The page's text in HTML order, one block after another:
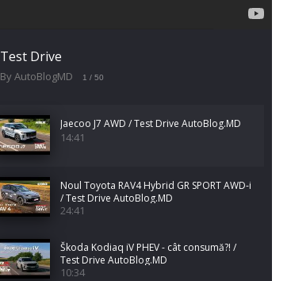
Test Drive
By AutoBlogMD 1 / 50
Jaecoo J7 AWD / Test Drive AutoBlog.MD
14:41
Noul Toyota RAV4 Hybrid GR SPORT AWD-i
/ Test Drive AutoBlog.MD
24:41
Škoda Kodiaq iV PHEV - cât consumă?! /
Test Drive AutoBlog.MD
10:34